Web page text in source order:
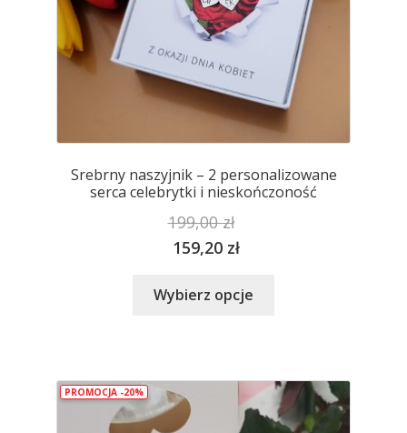
Srebrny naszyjnik – 2 personalizowane
serca celebrytki i nieskończoność
199,00zł
159,20 zł
Wybierz opcje
wariantów.
Opcje
można
PROMOCJA -20%